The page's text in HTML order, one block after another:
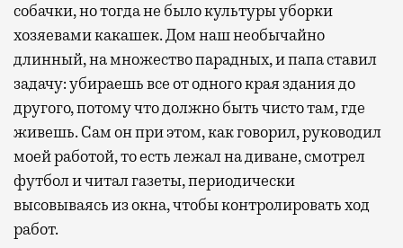
собачки, но тогда не было культуры уборки
хозяевами какашек. Дом наш необычайно
длинный, на множество парадных, и папа ставил
задачу: убираешь все от одного края здания до
другого, потому что должно быть чисто там, где
живешь. Сам он при этом, как говорил, руководил
моей работой, то есть лежал на диване, смотрел
футбол и читал газеты, периодически
высовываясь из окна, чтобы контролировать ход
работ.